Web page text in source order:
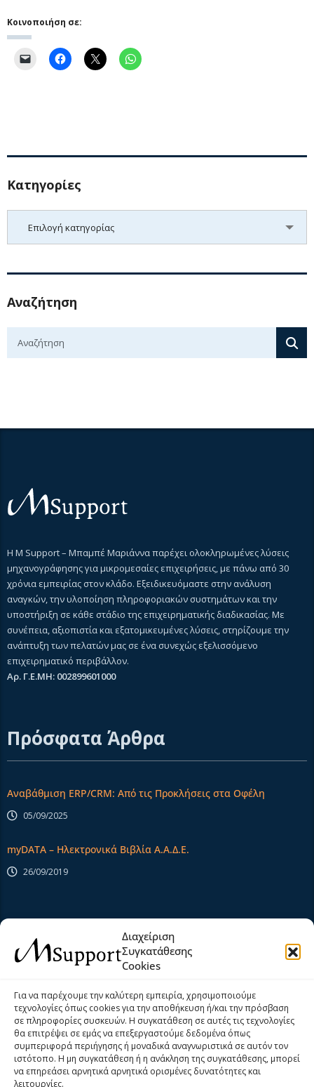
Διαχείριση
Συγκατάθεσης
Cookies
Για να παρέχουμε την καλύτερη εμπειρία, χρησιμοποιούμε
τεχνολογίες όπως cookies για την αποθήκευση ή/και την πρόσβαση
σε πληροφορίες συσκευών. Η συγκατάθεση σε αυτές τις τεχνολογίες
θα επιτρέψει σε εμάς να επεξεργαστούμε δεδομένα όπως
συμπεριφορά περιήγησης ή μοναδικά αναγνωριστικά σε αυτόν τον
ιστότοπο. Η μη συγκατάθεση ή η ανάκληση της συγκατάθεσης, μπορεί
να επηρεάσει αρνητικά αρνητικά ορισμένες δυνατότητες και
λειτουργίες.
Κοινοποιήση σε:
Kατηγορίες
Επιλογή κατηγορίας
Αναζήτηση
Η M Support – Μπαμπέ Μαριάννα παρέχει ολοκληρωμένες λύσεις
μηχανογράφησης για μικρομεσαίες επιχειρήσεις, με πάνω από 30
χρόνια εμπειρίας στον κλάδο. Εξειδικευόμαστε στην ανάλυση
αναγκών, την υλοποίηση πληροφοριακών συστημάτων και την
υποστήριξη σε κάθε στάδιο της επιχειρηματικής διαδικασίας. Με
συνέπεια, αξιοπιστία και εξατομικευμένες λύσεις, στηρίζουμε την
ανάπτυξη των πελατών μας σε ένα συνεχώς εξελισσόμενο
επιχειρηματικό περιβάλλον.
Αρ. Γ.Ε.ΜΗ: 002899601000
Πρόσφατα Άρθρα
Αναβάθμιση ERP/CRM: Από τις Προκλήσεις στα Οφέλη
05/09/2025
myDATA – Ηλεκτρονικά Βιβλία Α.Α.Δ.Ε.
26/09/2019
Extra Links
Αρχική
Σχετικά Με Εμάς
Προϊόντα
Υπηρεσίες
Νέα
Help Desk
Επικοινωνία
Όροι και Προϋποθέσεις